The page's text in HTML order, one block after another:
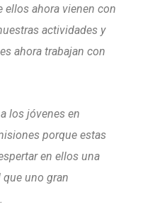
ellos ahora vienen con
actividades y
ahora trabajan con
los jóvenes en
porque estas
en ellos una
uno gran